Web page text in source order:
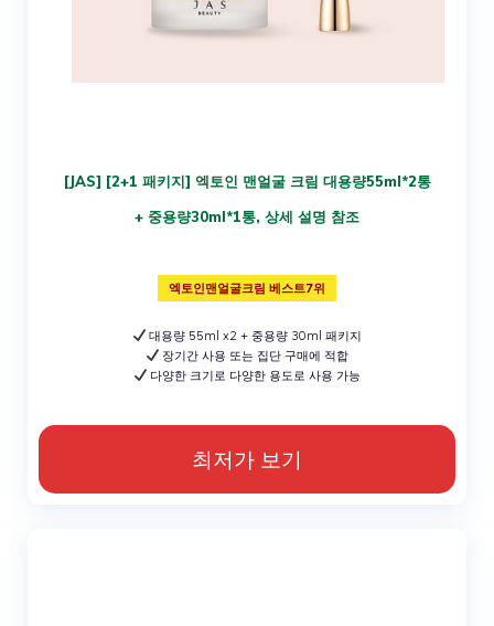
[JAS] [2+1 패키지] 엑토인 맨얼굴 크림 대용량55ml*2통
+ 중용량30ml*1통, 상세 설명 참조
엑토인맨얼굴크림 베스트7위
대용량 55ml x2 + 중용량 30ml 패키지
장기간 사용 또는 집단 구매에 적합
다양한 크기로 다양한 용도로 사용 가능
최저가 보기